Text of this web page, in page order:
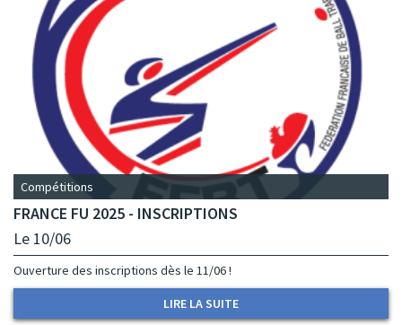
Compétitions
FRANCE FU 2025 - INSCRIPTIONS
Le 10/06
Ouverture des inscriptions dès le 11/06 !
LIRE LA SUITE